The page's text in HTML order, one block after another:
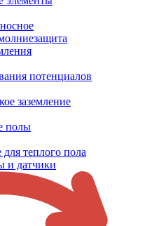
потенциалов
заземление
полы
теплого пола
и датчики